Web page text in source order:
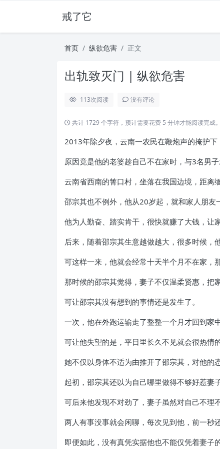
戒了它
首页 纵欲危害 正文
出轨致灭门 | 纵欲危害
113次阅读 没有评论
共计 1729 个字符，预计需要花费 5 分钟才能阅读完成。
2013年除夕夜，云南一农民在鞭炮声的掩护下
原因竟是他的老婆趁自己不在家时，与3名男子
云南省西南的箐口村，坐落在我国边境，距离
邵宗其也不例外，他从20岁起，就和家人朋友
他为人勤奋、踏实肯干，很快就赚了大钱，让
后来，随着邵宗其生意越做越大，很多时候，
可这样一来，他就会经常十天半个月不在家，
那时候的邵宗其觉得，妻子不仅温柔贤惠，把
可让邵宗其没有想到的事情还是发生了。
一次，他在外跑运输走了整整一个月才回到家
可让他失望的是，平日里长久不见就会很热情
她不仅以身体不适为由推开了邵宗其，对他的
起初，邵宗其还以为自己哪里做得不够好惹妻
可后来他发现不对劲了，妻子虽然对自己不理
两人有事没事就会闲聊，每次见到他，前一秒
即便如此，没有真凭实据他也不能仅凭着妻子